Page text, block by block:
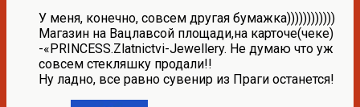
У меня, конечно, совсем другая бумажка))))))))))))
Магазин на Вацлавсой площади,на карточе(чеке)
-«PRINCESS.Zlatnictvi-Jewellery. Не думаю что уж
совсем стекляшку продали!!
Ну ладно, все равно сувенир из Праги останется!